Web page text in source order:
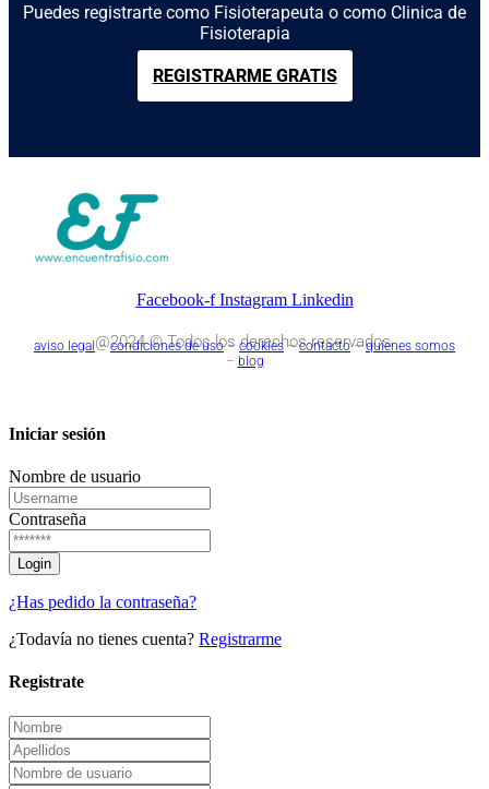
Puedes registrarte como Fisioterapeuta o como Clinica de
Fisioterapia
REGISTRARME GRATIS
Facebook-f Instagram Linkedin
@2024 © Todos los derechos reservados.
aviso legal–condiciones de uso– cookies –contacto–quienes somos
– blog
Iniciar sesión
Nombre de usuario
Contraseña
¿Has pedido la contraseña?
¿Todavía no tienes cuenta? Registrarme
Registrate